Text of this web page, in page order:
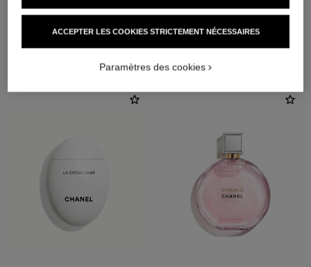
ACCEPTER LES COOKIES STRICTEMENT NÉCESSAIRES
Paramètres des cookies